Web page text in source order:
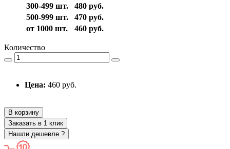
300-499 шт.
480 руб.
500-999 шт.
470 руб.
от 1000 шт.
460 руб.
Количество
Цена: 460 руб.
В корзину
Заказать в 1 клик
Нашли дешевле ?